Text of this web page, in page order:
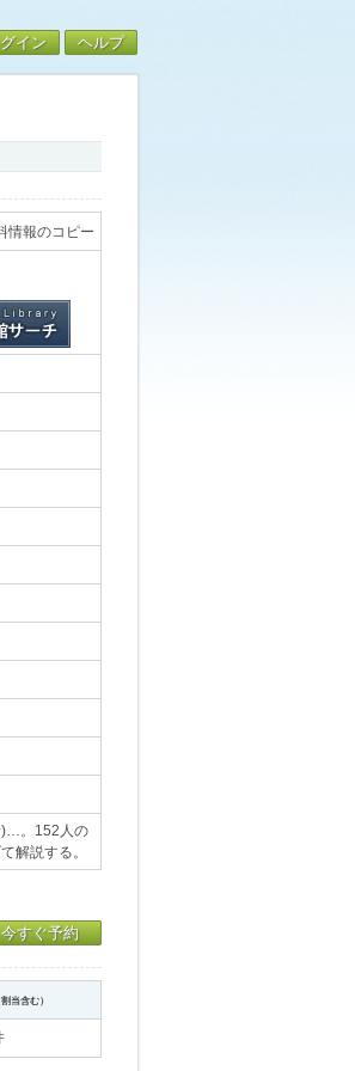
イン ヘルプ
情報のコピー
)…。152人の
解説する。
すぐ予約
当含む）